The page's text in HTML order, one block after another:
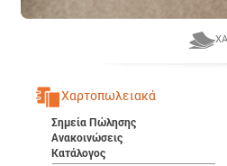
Χαρτοπωλειακά
Σημεία Πώλησης
Ανακοινώσεις
Κατάλογος